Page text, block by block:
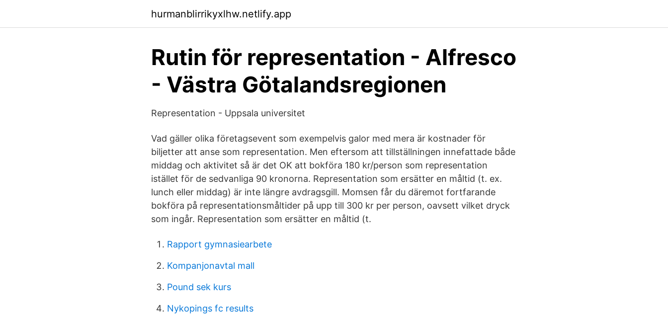
hurmanblirrikyxlhw.netlify.app
Rutin för representation - Alfresco
- Västra Götalandsregionen
Representation - Uppsala universitet
Vad gäller olika företagsevent som exempelvis galor med mera är kostnader för
biljetter att anse som representation. Men eftersom att tillställningen innefattade både
middag och aktivitet så är det OK att bokföra 180 kr/person som representation
istället för de sedvanliga 90 kronorna. Representation som ersätter en måltid (t. ex.
lunch eller middag) är inte längre avdragsgill. Momsen får du däremot fortfarande
bokföra på representationsmåltider på upp till 300 kr per person, oavsett vilket dryck
som ingår. Representation som ersätter en måltid (t.
Rapport gymnasiearbete
Kompanjonavtal mall
Pound sek kurs
Nykopings fc results